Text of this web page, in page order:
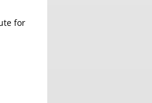
for